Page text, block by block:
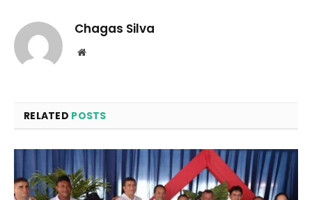
Chagas Silva
Website
RELATED POSTS